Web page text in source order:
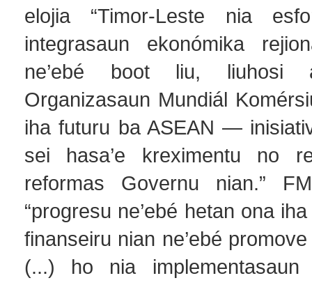
elojia “Timor-Leste nia
integrasaun ekonómika
ne’ebé boot liu, liuhosi
Organizasaun Mundiál
iha futuru ba ASEAN —
sei hasa’e kreximentu no
reformas Governu nian.”
“progresu ne’ebé hetan ona
finanseiru nian ne’ebé
(...) ho nia implementasaun